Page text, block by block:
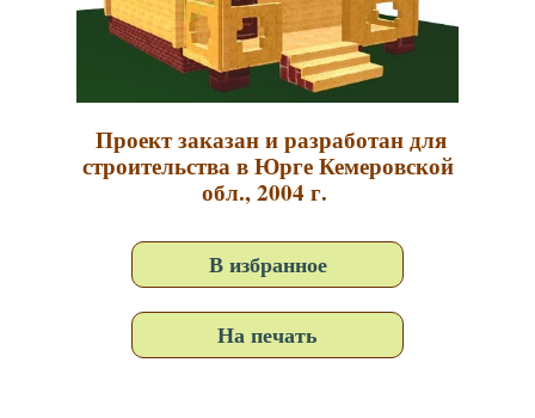
Проект заказан и разработан для
строительства в Юрге Кемеровской
обл., 2004 г.
В избранное
На печать